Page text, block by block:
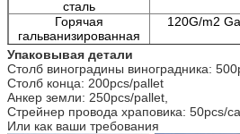
сталь
Горячая
гальванизированная
сталь
120G/m2
Упаковывая детали
Столб виноградины виноградника:
Столб конца: 200pcs/pallet
Анкер земли: 250pcs/pallet,
Стрейнер провода храповика: 50pcs/
Или как ваши требования